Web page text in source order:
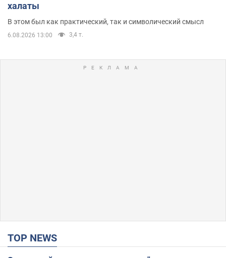
халаты
В этом был как практический, так и символический смысл
6.08.2026 13:00 3,4 т.
TOP NEWS